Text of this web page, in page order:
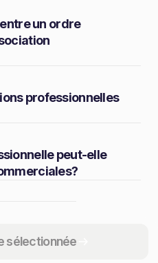
sélectionnée
un ordre
professionnelles
peut-elle